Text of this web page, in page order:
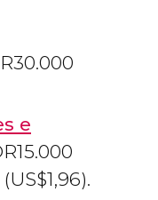
30.000
e
15.000
US$1,96).